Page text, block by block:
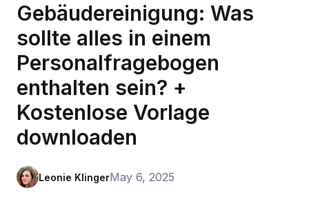
Gebäudereinigung: Was
sollte alles in einem
Personalfragebogen
enthalten sein? +
Kostenlose Vorlage
downloaden
Leonie KlingerMay 6, 2025